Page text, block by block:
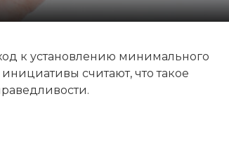
к установлению минимального
считают, что такое